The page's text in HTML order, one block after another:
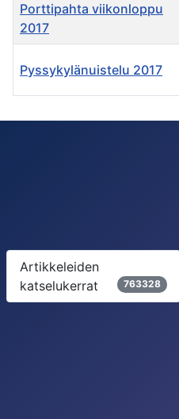
Porttipahta viikonloppu
2017
Pyssykylänuistelu 2017
Artikkeleiden
katselukerrat
763328